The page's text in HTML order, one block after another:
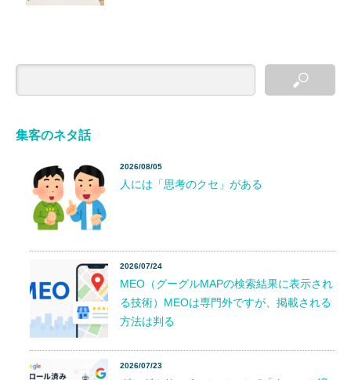
集客のネタ話
2026/08/05
人には「思考のクセ」がある
2026/07/24
MEO（グーグルMAPの検索結果に表示され
る技術）MEOは専門外ですが、掲載される
方法は判る
2026/07/23